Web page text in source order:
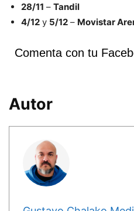
28/11 – Tandil
4/12 y 5/12 – Movistar
Comenta con tu
Autor